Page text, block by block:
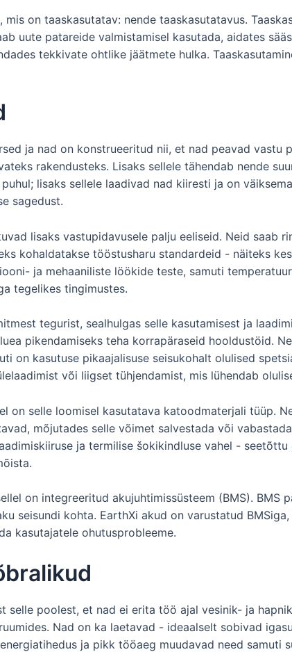
on taaskasutatav: nende taaskasutatavus.
uute patareide valmistamisel kasutada, aidates
tekkivate ohtlike jäätmete hulka.
ja nad on konstrueeritud nii, et nad peavad vastu
rakendusteks. Lisaks sellele tähendab nende
lisaks sellele laadivad nad kiiresti ja on
sagedust.
lisaks vastupidavusele palju eeliseid. Neid saab
kohaldatakse tööstusharu standardeid - näiteks
ja mehaaniliste löökide teste, samuti
tegelikes tingimustes.
tegurist, sealhulgas selle kasutamisest ja
pikendamiseks teha korrapäraseid hooldustöid.
on kasutuse pikaajalisuse seisukohalt olulised
või liigset tühjendamist, mis lühendab
on selle loomisel kasutatava katoodmaterjali tüüp.
mõjutades selle võimet salvestada või
ja termilise šokikindluse vahel -
on integreeritud akujuhtimissüsteem (BMS). BMS
seisundi kohta. EarthXi akud on varustatud
kasutajatele ohutusprobleeme.
selle poolest, et nad ei erita töö ajal vesinik- ja
Nad on ka laetavad - ideaalselt sobivad
ja pikk tööaeg muudavad need samuti